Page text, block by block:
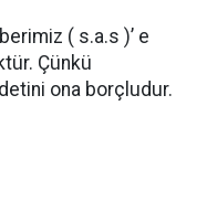
( s.a.s )’ e
Çünkü
ona borçludur.